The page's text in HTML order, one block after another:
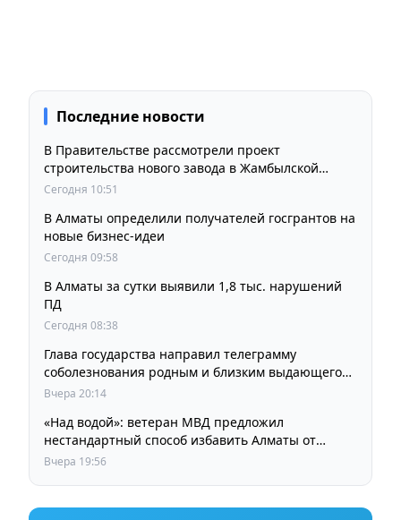
Последние новости
В Правительстве рассмотрели проект
строительства нового завода в Жамбылской
области
Сегодня 10:51
В Алматы определили получателей госгрантов на
новые бизнес-идеи
Сегодня 09:58
В Алматы за сутки выявили 1,8 тыс. нарушений
ПД
Сегодня 08:38
Глава государства направил телеграмму
соболезнования родным и близким выдающегося
кинорежиссера Ардака Амиркулова
Вчера 20:14
«Над водой»: ветеран МВД предложил
нестандартный способ избавить Алматы от
пробок и смога
Вчера 19:56